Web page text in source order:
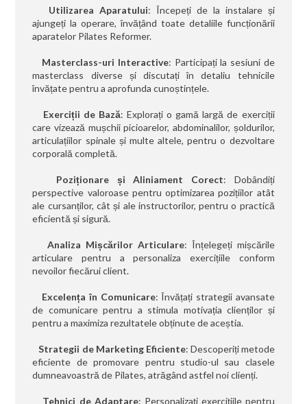
Utilizarea Aparatului: Începeți de la instalare și
ajungeți la operare, învățând toate detaliile funcționării
aparatelor Pilates Reformer.
Masterclass-uri Interactive: Participați la sesiuni de
masterclass diverse și discutați în detaliu tehnicile
învățate pentru a aprofunda cunoștințele.
Exerciții de Bază: Explorați o gamă largă de exerciții
care vizează mușchii picioarelor, abdominalilor, șoldurilor,
articulațiilor spinale și multe altele, pentru o dezvoltare
corporală completă.
Poziționare și Aliniament Corect: Dobândiți
perspective valoroase pentru optimizarea pozițiilor atât
ale cursanților, cât și ale instructorilor, pentru o practică
eficientă și sigură.
Analiza Mișcărilor Articulare: Înțelegeți mișcările
articulare pentru a personaliza exercițiile conform
nevoilor fiecărui client.
Excelența în Comunicare: Învățați strategii avansate
de comunicare pentru a stimula motivația clienților și
pentru a maximiza rezultatele obținute de aceștia.
Strategii de Marketing Eficiente: Descoperiți metode
eficiente de promovare pentru studio-ul sau clasele
dumneavoastră de Pilates, atrăgând astfel noi clienți.
Tehnici de Adaptare: Personalizați exercițiile pentru